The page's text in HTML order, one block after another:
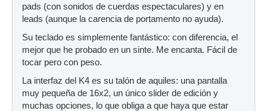
pads (con sonidos de cuerdas espectaculares) y en
leads (aunque la carencia de portamento no ayuda).
Su teclado es simplemente fantástico: con diferencia, el
mejor que he probado en un sinte. Me encanta. Fácil de
tocar pero con peso.
La interfaz del K4 es su talón de aquiles: una pantalla
muy pequeña de 16x2, un único slider de edición y
muchas opciones, lo que obliga a que haya que estar